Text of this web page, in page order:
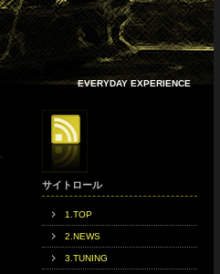
EVERYDAY EXPERIENCE
サイトロール
1.TOP
2.NEWS
3.TUNING